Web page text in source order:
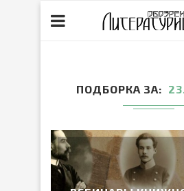
ПОДБОРКА ЗА